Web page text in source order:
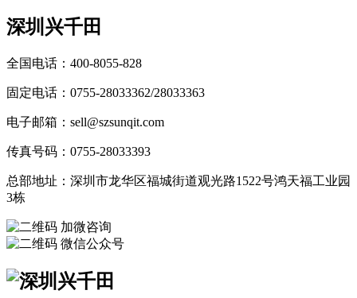
深圳兴千田
全国电话：400-8055-828
固定电话：0755-28033362/28033363
电子邮箱：sell@szsunqit.com
传真号码：0755-28033393
总部地址：深圳市龙华区福城街道观光路1522号鸿天福工业园
3栋
加微咨询
微信公众号